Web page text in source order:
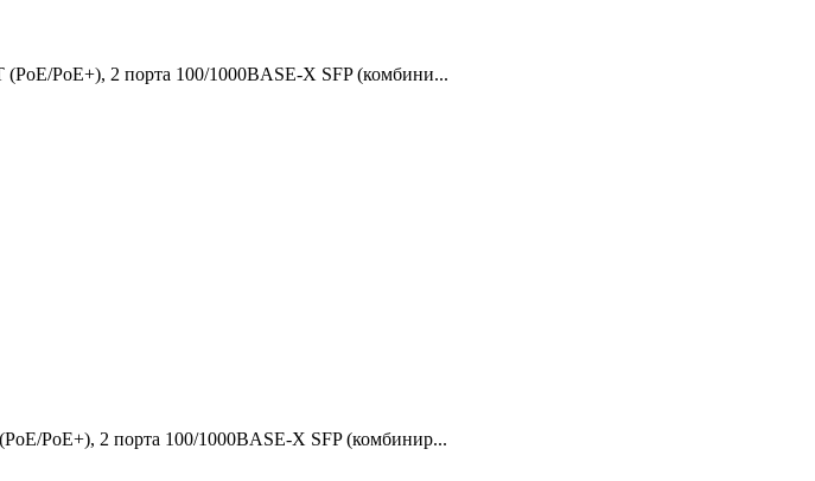
PoE+), 2 порта 100/1000BASE-X SFP (комбини...
PoE+), 2 порта 100/1000BASE-X SFP (комбинир...